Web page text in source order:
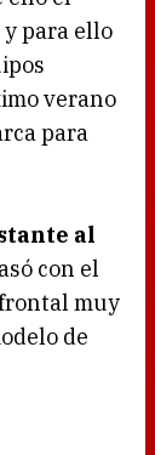
para ello
verano
para
al
con el
muy
de